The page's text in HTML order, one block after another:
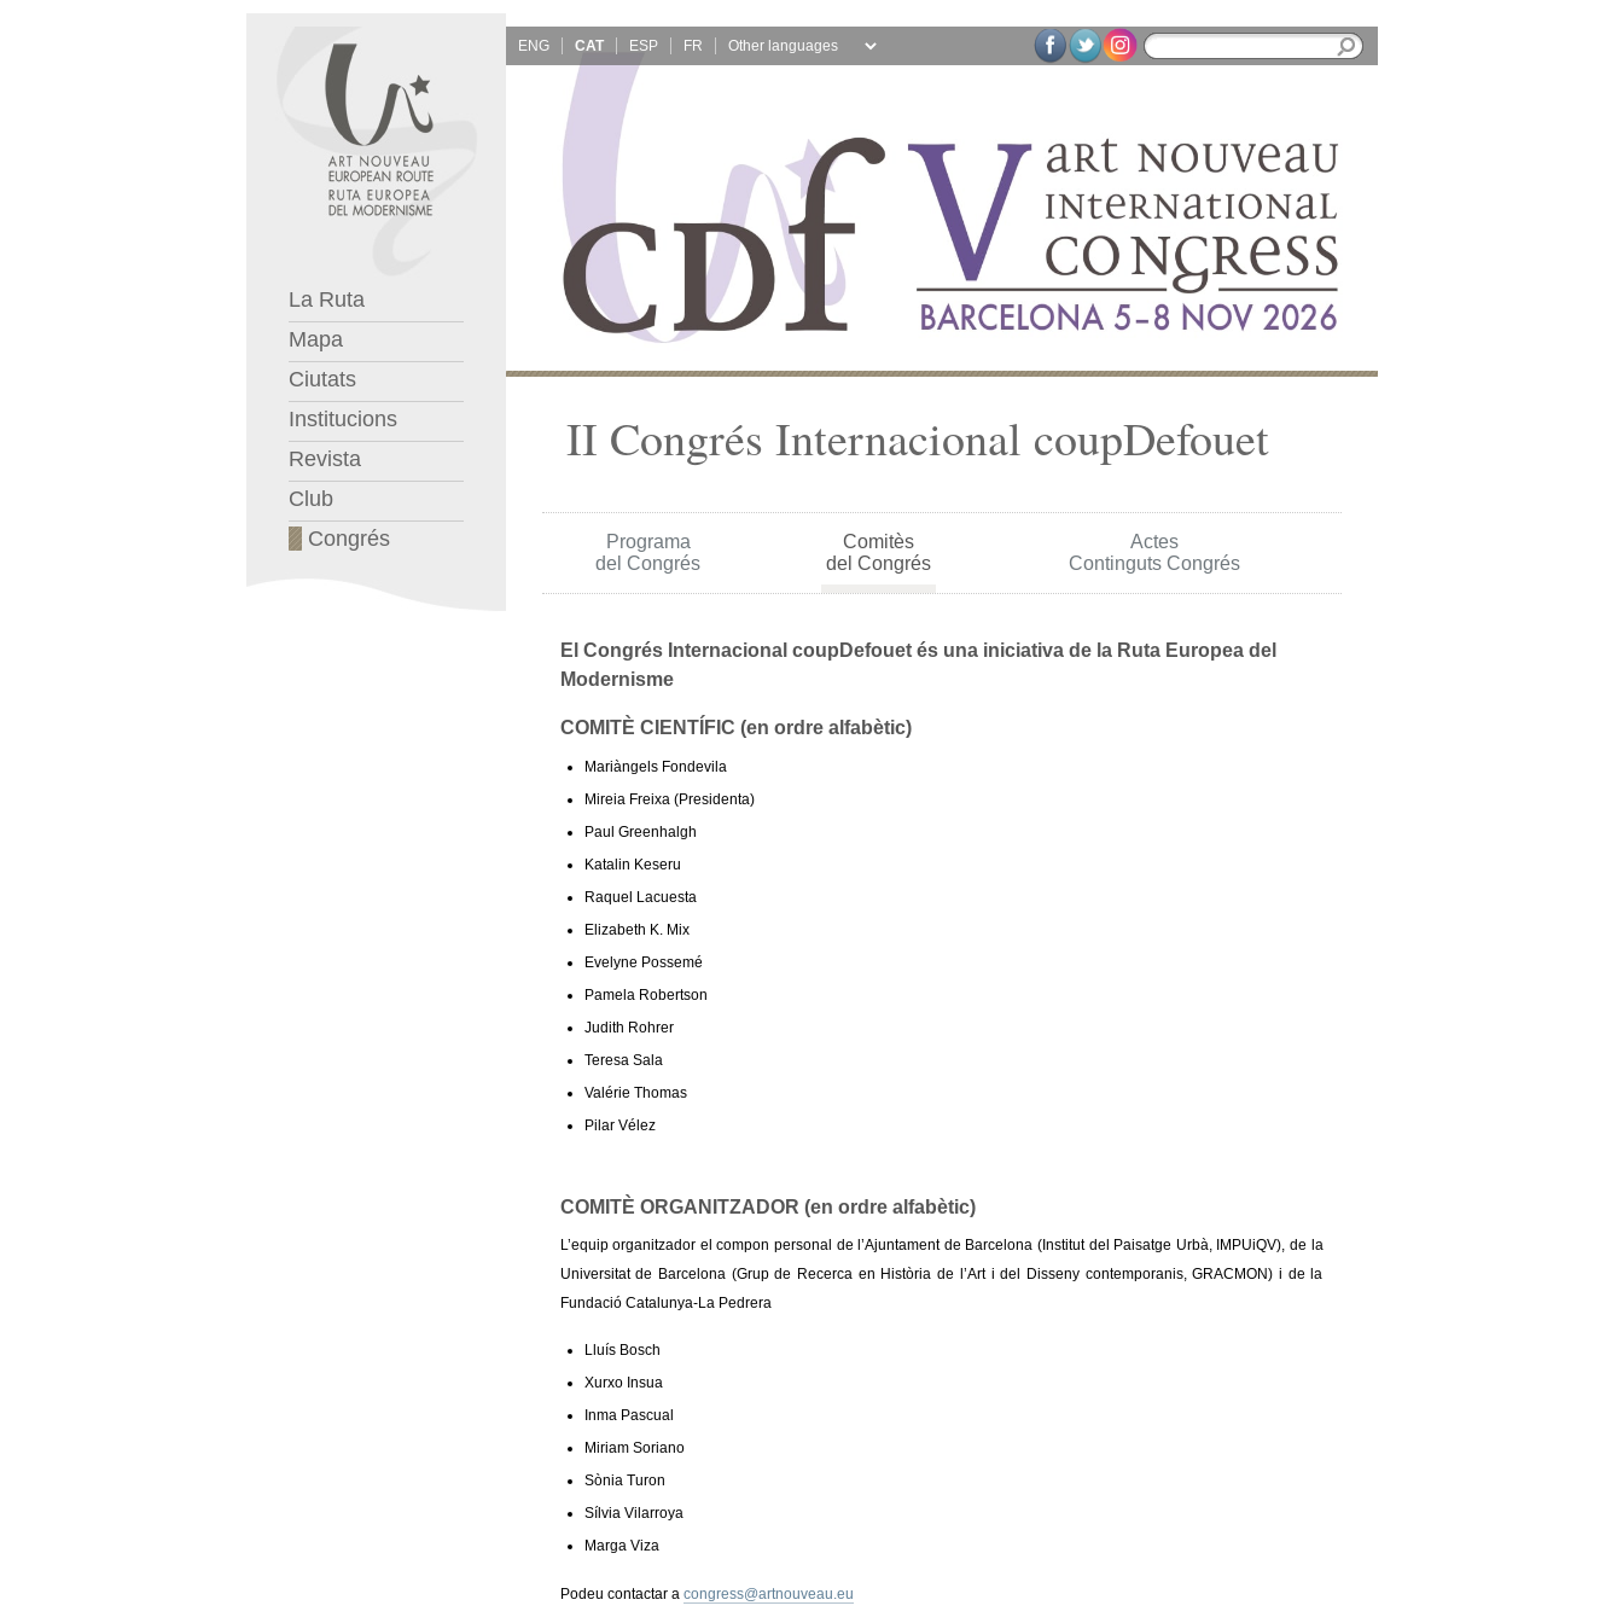
La Ruta
Mapa
Ciutats
Institucions
Revista
Club
Congrés
ENG CAT ESP FR
II Congrés Internacional coupDefouet
Programa
del Congrés
Comitès
del Congrés
Actes
Continguts Congrés
El Congrés Internacional coupDefouet és una iniciativa de la Ruta Europea del
Modernisme
COMITÈ CIENTÍFIC (en ordre alfabètic)
Mariàngels Fondevila
Mireia Freixa (Presidenta)
Paul Greenhalgh
Katalin Keseru
Raquel Lacuesta
Elizabeth K. Mix
Evelyne Possemé
Pamela Robertson
Judith Rohrer
Teresa Sala
Valérie Thomas
Pilar Vélez
COMITÈ ORGANITZADOR (en ordre alfabètic)
L’equip organitzador el compon personal de l’Ajuntament de Barcelona (Institut del Paisatge Urbà, IMPUiQV), de la
Universitat de Barcelona (Grup de Recerca en Història de l’Art i del Disseny contemporanis, GRACMON) i de la
Fundació Catalunya-La Pedrera
Lluís Bosch
Xurxo Insua
Inma Pascual
Miriam Soriano
Sònia Turon
Sílvia Vilarroya
Marga Viza
Podeu contactar a congress@artnouveau.eu